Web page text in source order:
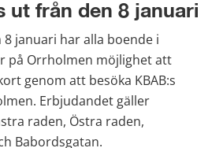
ut från den 8 januari
8 januari har alla boende i
på Orrholmen möjlighet att
genom att besöka KBAB:s
Erbjudandet gäller
raden, Östra raden,
Babordsgatan.